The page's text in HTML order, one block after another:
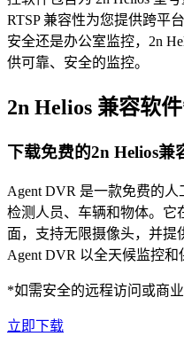
RTSP 兼容性为您提供跨平
安全还是办公室监控，2n
供可靠、安全的监控。
2n Helios 兼容软
下载免费的2n Helios兼
Agent DVR 是一款免费的
检测人员、车辆和物体。它
面，支持无限摄像头，并提
Agent DVR 以全天候监控和
*如需安全的远程访问或商
立即下载